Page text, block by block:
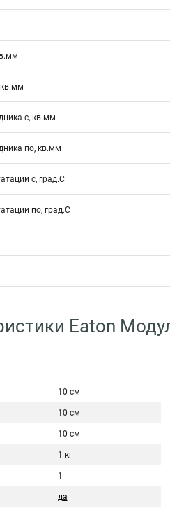
с, кв.мм
по, кв.мм
с, град.C
по, град.C
Eaton
10 см
10 см
10 см
1 кг
1
да